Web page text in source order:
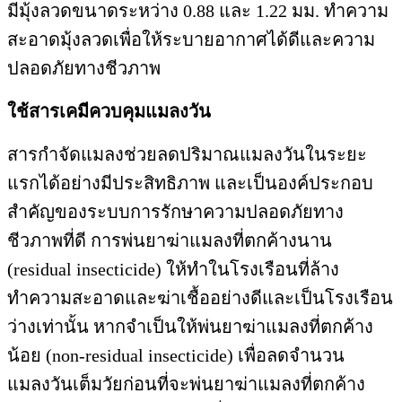
มีมุ้งลวดขนาดระหว่าง 0.88 และ 1.22 มม. ทำความ
สะอาดมุ้งลวดเพื่อให้ระบายอากาศได้ดีและความ
ปลอดภัยทางชีวภาพ
ใช้สารเคมีควบคุมแมลงวัน
สารกำจัดแมลงช่วยลดปริมาณแมลงวันในระยะ
แรกได้อย่างมีประสิทธิภาพ และเป็นองค์ประกอบ
สำคัญของระบบการรักษาความปลอดภัยทาง
ชีวภาพที่ดี การพ่นยาฆ่าแมลงที่ตกค้างนาน
(residual insecticide) ให้ทำในโรงเรือนที่ล้าง
ทำความสะอาดและฆ่าเชื้ออย่างดีและเป็นโรงเรือน
ว่างเท่านั้น หากจำเป็นให้พ่นยาฆ่าแมลงที่ตกค้าง
น้อย (non-residual insecticide) เพื่อลดจำนวน
แมลงวันเต็มวัยก่อนที่จะพ่นยาฆ่าแมลงที่ตกค้าง